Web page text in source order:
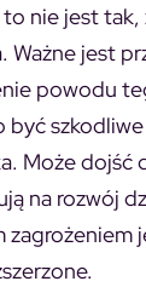
to nie jest
Ważne jest
powodu
być
Może dojść
na rozwój
zagrożeniem